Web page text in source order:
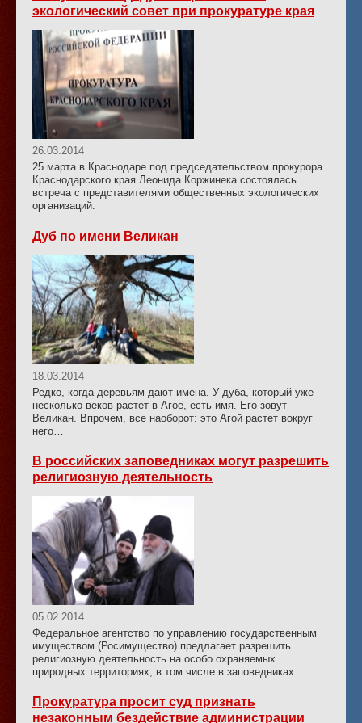
экологический совет при прокуратуре края
26.03.2014
25 марта в Краснодаре под председательством прокурора
Краснодарского края Леонида Коржинека состоялась
встреча с представителями общественных экологических
организаций.
Дуб по имени Великан
18.03.2014
Редко, когда деревьям дают имена. У дуба, который уже
несколько веков растет в Агое, есть имя. Его зовут
Великан. Впрочем, все наоборот: это Агой растет вокруг
него…
В российских заповедниках могут разрешить
религиозную деятельность
05.02.2014
Федеральное агентство по управлению государственным
имуществом (Росимущество) предлагает разрешить
религиозную деятельность на особо охраняемых
природных территориях, в том числе в заповедниках.
Прокуратура просит суд признать
незаконным бездействие администрации